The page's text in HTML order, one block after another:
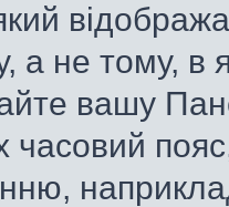
а не тому, в
вашу
часовий